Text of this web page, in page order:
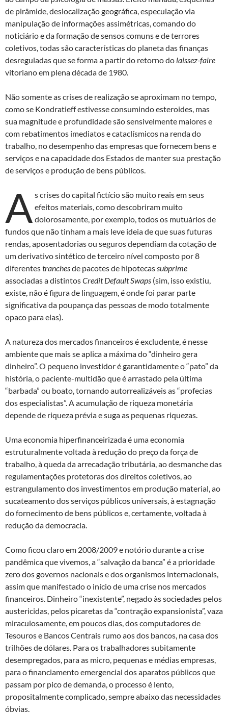
de pirâmide, deslocalização geográfica, especulação via
manipulação de informações assimétricas, comando do
noticiário e da formação de sensos comuns e de terrores
coletivos, todas são características do planeta das finanças
desreguladas que se forma a partir do retorno do laissez-faire
vitoriano em plena década de 1980.
Não somente as crises de realização se aproximam no tempo,
como se Kondratieff estivesse consumindo esteroides, mas
sua magnitude e profundidade são sensivelmente maiores e
com rebatimentos imediatos e cataclísmicos na renda do
trabalho, no desempenho das empresas que fornecem bens e
serviços e na capacidade dos Estados de manter sua prestação
de serviços e produção de bens públicos.
A s crises do capital fictício são muito reais em seus
efeitos materiais, como descobriram muito
dolorosamente, por exemplo, todos os mutuários de
fundos que não tinham a mais leve ideia de que suas futuras
rendas, aposentadorias ou seguros dependiam da cotação de
um derivativo sintético de terceiro nível composto por 8
diferentestranchesde pacotes de hipotecassubprime
associadas a distintosCredit Default Swaps (sim, isso existiu,
existe, não é figura de linguagem, é onde foi parar parte
significativa da poupança das pessoas de modo totalmente
opaco para elas).
A natureza dos mercados financeiros é excludente, é nesse
ambiente que mais se aplica a máxima do “dinheiro gera
dinheiro”. O pequeno investidor é garantidamente o “pato” da
história, o paciente-multidão que é arrastado pela última
“barbada” ou boato, tornando autorrealizáveis as “profecias
dos especialistas”. A acumulação de riqueza monetária
depende de riqueza prévia e suga as pequenas riquezas.
Uma economia hiperfinanceirizada é uma economia
estruturalmente voltada à redução do preço da força de
trabalho, à queda da arrecadação tributária, ao desmanche das
regulamentações protetoras dos direitos coletivos, ao
estrangulamento dos investimentos em produção material, ao
sucateamento dos serviços públicos universais, à estagnação
do fornecimento de bens públicos e, certamente, voltada à
redução da democracia.
Como ficou claro em 2008/2009 e notório durante a crise
pandêmica que vivemos, a “salvação da banca” é a prioridade
zero dos governos nacionais e dos organismos internacionais,
assim que manifestado o início de uma crise nos mercados
financeiros. Dinheiro “inexistente”, negado às sociedades pelos
austericidas, pelos picaretas da “contração expansionista”, vaza
miraculosamente, em poucos dias, dos computadores de
Tesouros e Bancos Centrais rumo aos dos bancos, na casa dos
trilhões de dólares. Para os trabalhadores subitamente
desempregados, para as micro, pequenas e médias empresas,
para o financiamento emergencial dos aparatos públicos que
passam por pico de demanda, o processo é lento,
propositalmente complicado, sempre abaixo das necessidades
óbvias.